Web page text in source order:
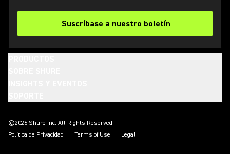
Suscríbase a nuestro boletín
©2026 Shure Inc. All Rights Reserved.
Política de Privacidad
Terms of Use Legal